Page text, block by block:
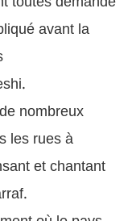
avant la
nombreux
les rues à
et chantant